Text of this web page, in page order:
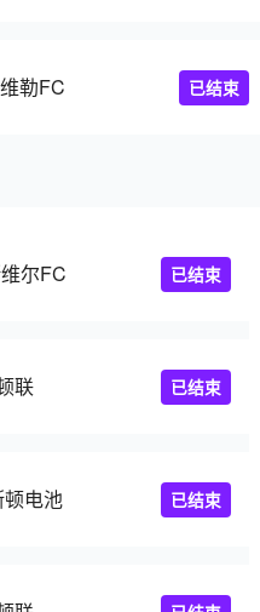
勒FC 已结束
尔FC 已结束
联 已结束
电池 已结束